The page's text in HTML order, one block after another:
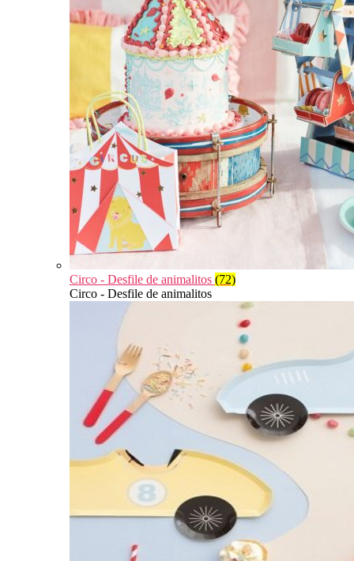
Circo - Desfile de animalitos (72)
Circo - Desfile de animalitos